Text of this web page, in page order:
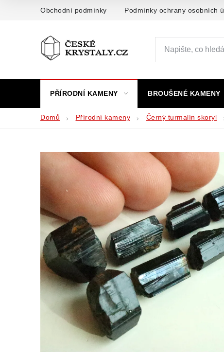
Obchodní podmínky Podmínky ochrany osobních
PŘÍRODNÍ KAMENY BROUŠENÉ KAMENY
Domů Přírodní kameny Černý turmalín skoryl